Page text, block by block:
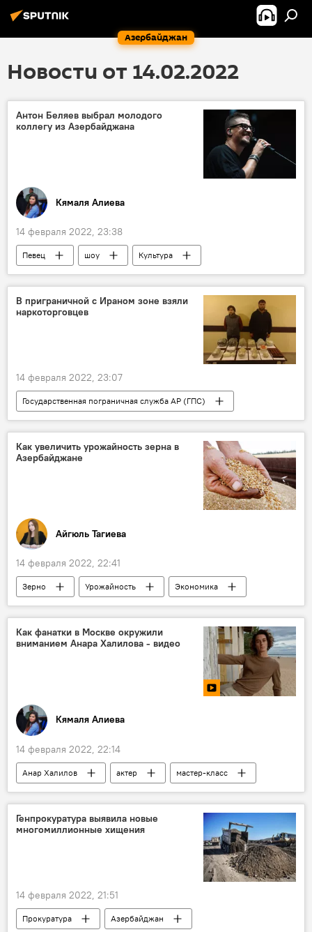
Азербайджан
Новости от 14.02.2022
Антон Беляев выбрал молодого
коллегу из Азербайджана
Кямаля Алиева
14 февраля 2022, 23:38
Певец шоу
Культура
проект
Россия
В приграничной с Ираном зоне взяли
наркоторговцев
14 февраля 2022, 23:07
Государственная пограничная служба АР (ГПС)
наркотики
Наркоторговля
задержание
граница
Происшествия в Азербайджане
Как увеличить урожайность зерна в
Азербайджане
Айгюль Тагиева
14 февраля 2022, 22:41
Зерно Урожайность
Экономика
ЖИЗНЬ
Сельское хозяйство
аграрный сектор
Азербайджан
Как фанатки в Москве окружили
вниманием Анара Халилова - видео
Кямаля Алиева
14 февраля 2022, 22:14
Анар Халилов актер
мастер-класс
фанатки
поклонницы
Подарки
ЖИЗНЬ
Генпрокуратура выявила новые
многомиллионные хищения
14 февраля 2022, 21:51
Прокуратура
Азербайджан